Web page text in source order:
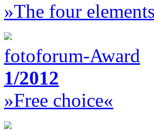
»The four
fotoforum-Award
1/2012
»Free choice«